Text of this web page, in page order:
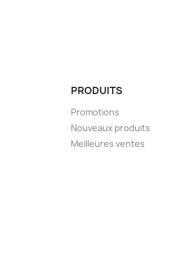
PRODUITS
Promotions
Nouveaux produits
Meilleures ventes